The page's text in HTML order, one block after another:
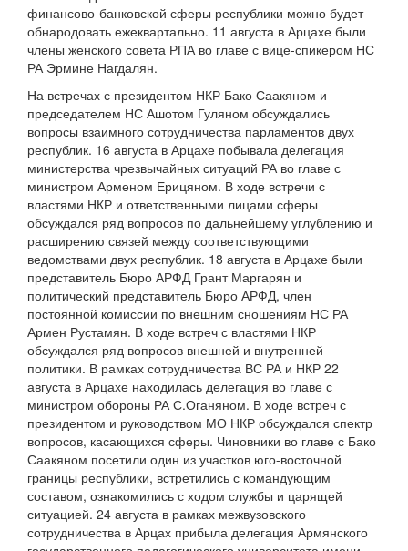
финансово-банковской сферы республики можно будет
обнародовать ежеквартально. 11 августа в Арцахе были
члены женского совета РПА во главе с вице-спикером НС
РА Эрмине Нагдалян.
На встречах с президентом НКР Бако Саакяном и
председателем НС Ашотом Гуляном обсуждались
вопросы взаимного сотрудничества парламентов двух
республик. 16 августа в Арцахе побывала делегация
министерства чрезвычайных ситуаций РА во главе с
министром Арменом Ерицяном. В ходе встречи с
властями НКР и ответственными лицами сферы
обсуждался ряд вопросов по дальнейшему углублению и
расширению связей между соответствующими
ведомствами двух республик. 18 августа в Арцахе были
представитель Бюро АРФД Грант Маргарян и
политический представитель Бюро АРФД, член
постоянной комиссии по внешним сношениям НС РА
Армен Рустамян. В ходе встреч с властями НКР
обсуждался ряд вопросов внешней и внутренней
политики. В рамках сотрудничества ВС РА и НКР 22
августа в Арцахе находилась делегация во главе с
министром обороны РА С.Оганяном. В ходе встреч с
президентом и руководством МО НКР обсуждался спектр
вопросов, касающихся сферы. Чиновники во главе с Бако
Саакяном посетили один из участков юго-восточной
границы республики, встретились с командующим
составом, ознакомились с ходом службы и царящей
ситуацией. 24 августа в рамках межвузовского
сотрудничества в Арцах прибыла делегация Армянского